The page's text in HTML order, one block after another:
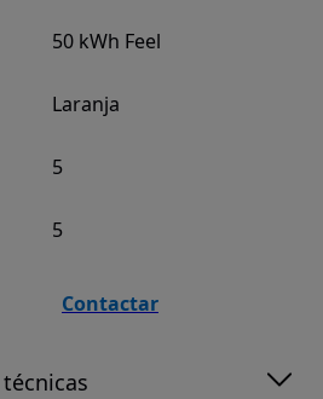
50 kWh Feel
Laranja
5
5
Contactar